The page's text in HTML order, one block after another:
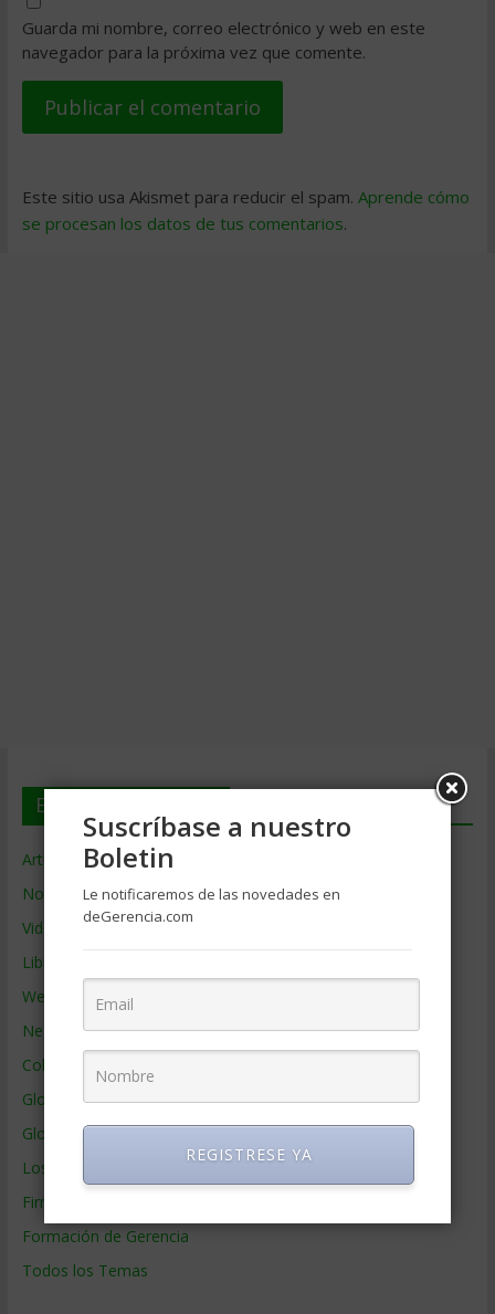
Guarda mi nombre, correo electrónico y web en este
navegador para la próxima vez que comente.
Este sitio usa Akismet para reducir el spam. Aprende cómo
se procesan los datos de tus comentarios.
En deGerencia.com
Artículos de Gerencia
Noticias de Gerencia
Videos de Gerencia
Libros de Gerencia
Webs de Gerencia
Negocios por País
Colaboradores de Gerencia
Glosario
Glosario Inglés – Español
Los mejores MBA
Firmas de Gerencia
Formación de Gerencia
Todos los Temas
Suscríbase a nuestro
Boletin
Le notificaremos de las novedades en
deGerencia.com
REGISTRESE YA